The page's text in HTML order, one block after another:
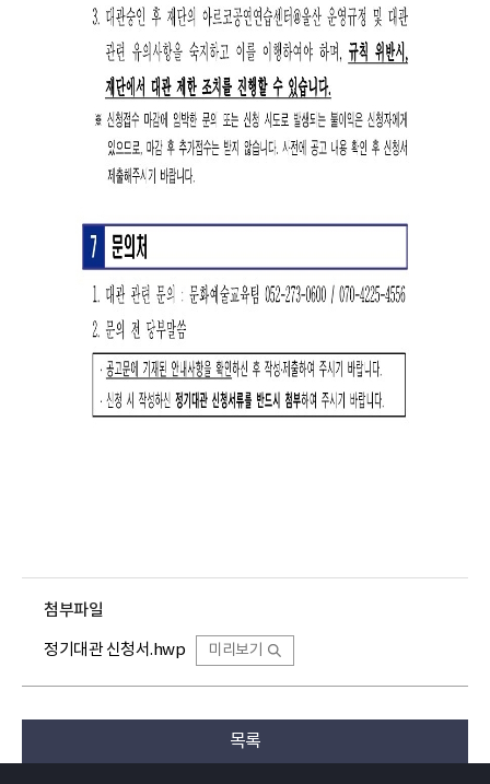
첨부파일
정기대관 신청서.hwp 미리보기
목록